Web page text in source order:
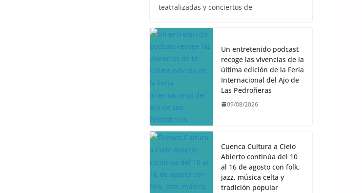
teatralizadas y conciertos de
Un entretenido podcast
recoge las vivencias de la
última edición de la Feria
Internacional del Ajo de
Las Pedroñeras
09/08/2026
Cuenca Cultura a Cielo
Abierto continúa del 10
al 16 de agosto con folk,
jazz, música celta y
tradición popular